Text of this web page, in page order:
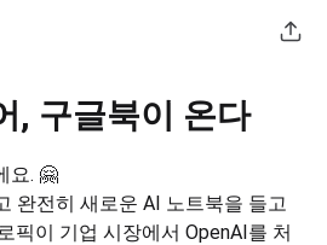
, 구글북이 온다
요. 🤗
완전히 새로운 AI 노트북을 들고
픽이 기업 시장에서 OpenAI를 처